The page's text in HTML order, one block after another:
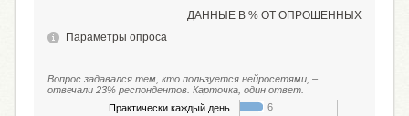
ДАННЫЕ В % ОТ ОПРОШЕННЫХ
Параметры опроса
Вопрос задавался тем, кто пользуется нейросетями, ‒
отвечали 23% респондентов. Карточка, один ответ.
Практически каждый день
6